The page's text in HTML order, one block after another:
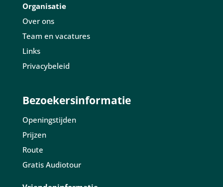
Organisatie
Over ons
Team en vacatures
Links
Privacybeleid
Bezoekersinformatie
Openingstijden
Prijzen
Route
Gratis Audiotour